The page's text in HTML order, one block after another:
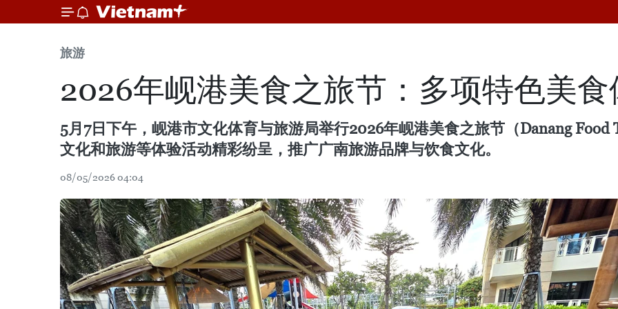
旅游
2026年岘港美食之旅节：多项特色美
5月7日下午，岘港市文化体育与旅游局举行2026年岘港美食之旅节（Danang
文化和旅游等体验活动精彩纷呈，推广广南旅游品牌与饮食文化。
08/05/2026 04:04